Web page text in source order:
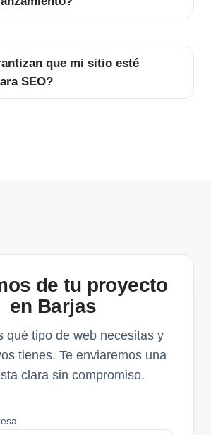
que mi sitio esté
SEO?
de tu proyecto
en Barjas
qué tipo de web necesitas y
tienes. Te enviaremos una
clara sin compromiso.